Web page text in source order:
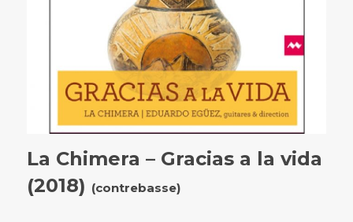
La Chimera – Gracias a la vida
(2018) (contrebasse)